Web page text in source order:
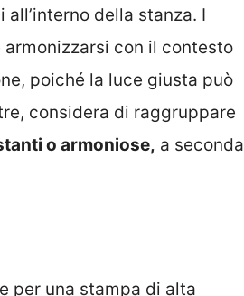
della stanza. I
armonizzarsi con il contesto
poiché la luce giusta può
considera di raggruppare
o armoniose, a seconda
per una stampa di alta